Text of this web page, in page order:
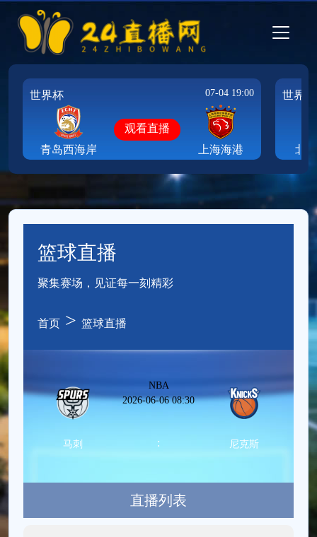
世界杯 07-04 19:00
青岛西海岸
观看直播
上海海港
世界杯
北
篮球直播
聚集赛场，见证每一刻精彩
首页 > 篮球直播
NBA
2026-06-06 08:30
马刺 : 尼克斯
直播列表